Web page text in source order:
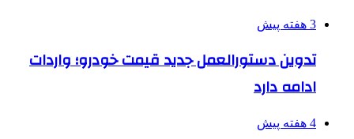
3 هفته پیش
تدوین دستورالعمل جدید قیمت خودرو؛ واردات
ادامه دارد
4 هفته پیش